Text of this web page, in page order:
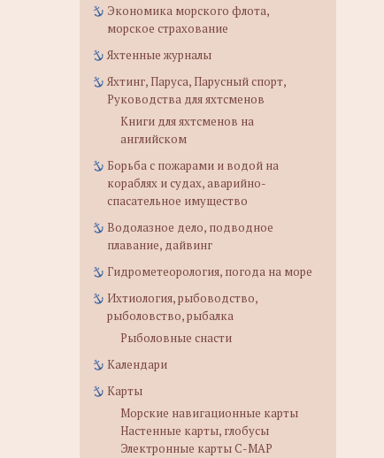
Экономика морского флота,
морское страхование
Яхтенные журналы
Яхтинг, Паруса, Парусный спорт,
Руководства для яхтсменов
Книги для яхтсменов на
английском
Борьба с пожарами и водой на
кораблях и судах, аварийно-
спасательное имущество
Водолазное дело, подводное
плавание, дайвинг
Гидрометеорология, погода на море
Ихтиология, рыбоводство,
рыболовство, рыбалка
Рыболовные снасти
Календари
Карты
Морские навигационные карты
Настенные карты, глобусы
Электронные карты C-MAP